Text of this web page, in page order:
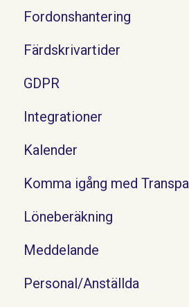
Fordonshantering
Färdskrivartider
GDPR
Integrationer
Kalender
Komma igång med Transpa
Löneberäkning
Meddelande
Personal/Anställda